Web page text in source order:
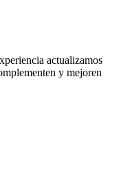
actualizamos
y mejoren